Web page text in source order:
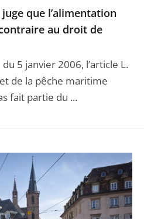
que l’alimentation
au droit de
5 janvier 2006, l’article L.
de la pêche maritime
fait partie du ...